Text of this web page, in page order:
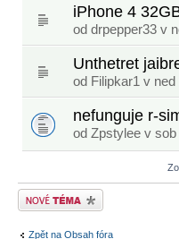
iPhone 4
od drpepper33 v
Unthetret
od Filipkar1 v ned
nefunguje r-
od Zpstylee v
Odeslat nové téma
Zpět na Obsah fóra